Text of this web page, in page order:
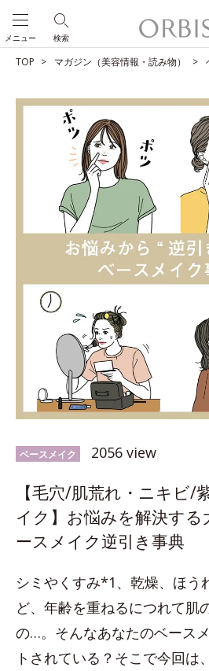
検索
メニュー
TOP マガジン（美容情報・読み物）
ベースメイク 2056 view
【毛穴/肌荒れ・ニキビ/
イク】お悩みを解決す
ースメイク逆引き事典
シミやくすみ*1、乾燥、ほう
ど、年齢を重ねるにつれて肌
の…。そんなあなたのベース
トされている？そこで今回は